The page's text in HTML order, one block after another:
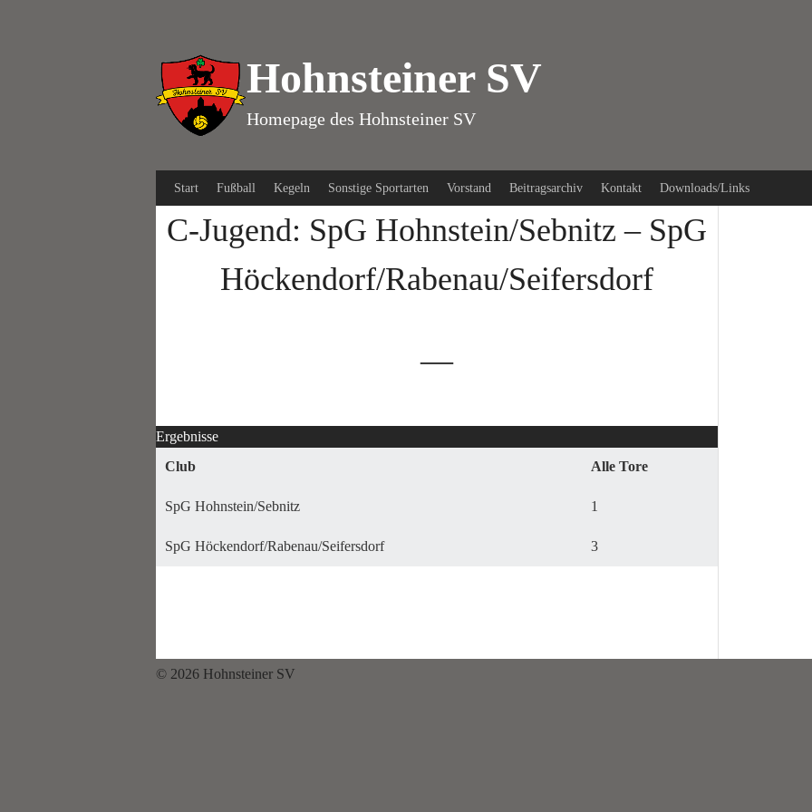
Hohnsteiner SV
Homepage des Hohnsteiner SV
Start Fußball Kegeln Sonstige Sportarten Vorstand Beitragsarchiv Kontakt Downloads/Links
C-Jugend: SpG Hohnstein/Sebnitz – SpG
Höckendorf/Rabenau/Seifersdorf
—
Ergebnisse
Club
Alle Tore
SpG Hohnstein/Sebnitz 1
SpG Höckendorf/Rabenau/Seifersdorf 3
© 2026 Hohnsteiner SV